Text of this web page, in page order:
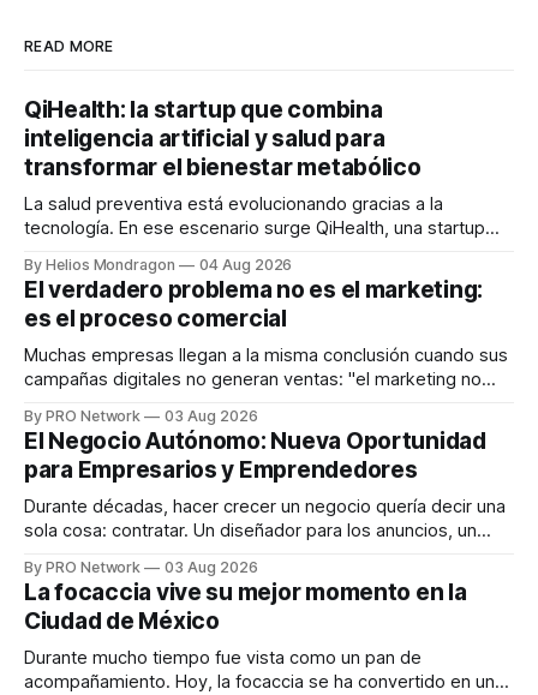
READ MORE
QiHealth: la startup que combina
inteligencia artificial y salud para
transformar el bienestar metabólico
La salud preventiva está evolucionando gracias a la
tecnología. En ese escenario surge QiHealth, una startup
dispositivos inteligentes, inteligencia artificial y monitoreo
en tiempo real para ayudar a las personas a tomar mejores
decisiones sobre su salud metabólica. Su propuesta busca
responder
By Helios Mondragon 04 Aug 2026
El verdadero problema no es el marketing:
es el proceso comercial
Muchas empresas llegan a la misma conclusión cuando sus
campañas digitales no generan ventas: "el marketing no
INTERIUS, el problema suele estar en otro lugar. Durante
una entrevista para el podcast SER PRO, el especialista en
marketing digital explicó que
By PRO Network 03 Aug 2026
El Negocio Autónomo: Nueva Oportunidad
para Empresarios y Emprendedores
Durante décadas, hacer crecer un negocio quería decir una
sola cosa: contratar. Un diseñador para los anuncios, un
para los textos, alguien que supiera de publicidad digital
para encontrar prospectos, un vendedor para atender
llamadas y mensajes, y —con suerte— una persona
By PRO Network 03 Aug 2026
La focaccia vive su mejor momento en la
Ciudad de México
Durante mucho tiempo fue vista como un pan de
acompañamiento. Hoy, la focaccia se ha convertido en uno